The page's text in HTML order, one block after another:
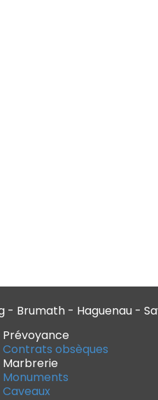
- Brumath - Haguenau -
Prévoyance
Contrats obsèques
Marbrerie
Monuments
Caveaux